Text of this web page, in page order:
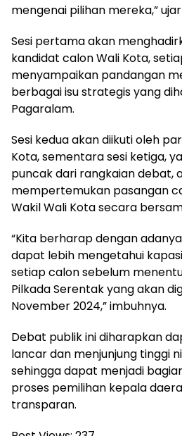
mengenai pilihan mereka,”
Sesi pertama akan
kandidat calon Wali Kota,
menyampaikan pandangan
berbagai isu strategis yang
Pagaralam.
Sesi kedua akan diikuti oleh
Kota, sementara sesi ketiga,
puncak dari rangkaian debat,
mempertemukan pasangan
Wakil Wali Kota secara
“Kita berharap dengan
dapat lebih mengetahui
setiap calon sebelum
Pilkada Serentak yang akan
November 2024,” imbuhnya.
Debat publik ini diharapkan
lancar dan menjunjung tinggi
sehingga dapat menjadi
proses pemilihan kepala
transparan.